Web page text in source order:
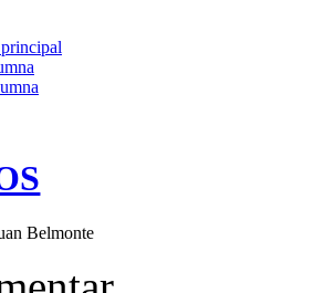
Belmonte